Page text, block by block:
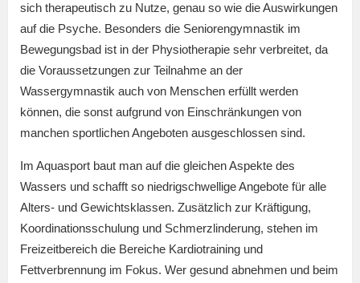
sich therapeutisch zu Nutze, genau so wie die Auswirkungen
auf die Psyche. Besonders die Seniorengymnastik im
Bewegungsbad ist in der Physiotherapie sehr verbreitet, da
die Voraussetzungen zur Teilnahme an der
Wassergymnastik auch von Menschen erfüllt werden
können, die sonst aufgrund von Einschränkungen von
manchen sportlichen Angeboten ausgeschlossen sind.
Im Aquasport baut man auf die gleichen Aspekte des
Wassers und schafft so niedrigschwellige Angebote für alle
Alters- und Gewichtsklassen. Zusätzlich zur Kräftigung,
Koordinationsschulung und Schmerzlinderung, stehen im
Freizeitbereich die Bereiche Kardiotraining und
Fettverbrennung im Fokus. Wer gesund abnehmen und beim